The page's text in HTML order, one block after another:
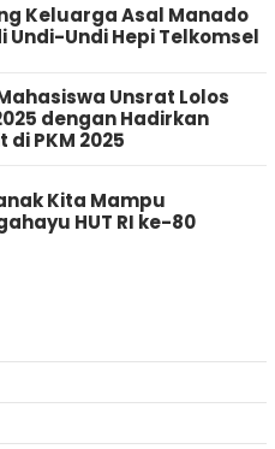
Keluarga Asal Manado
Undi-Undi Hepi Telkomsel
Unsrat Lolos
dengan Hadirkan
PKM 2025
Kita Mampu
HUT RI ke-80